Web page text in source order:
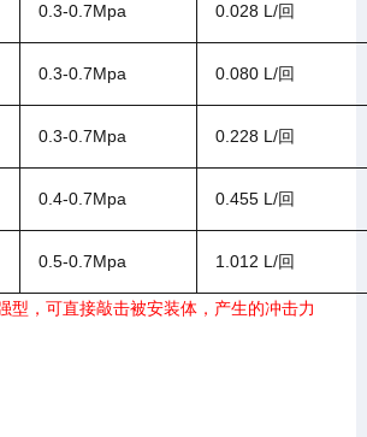
0.3-0.7Mpa 0.028 L/回
0.3-0.7Mpa 0.080 L/回
0.3-0.7Mpa 0.228 L/回
0.4-0.7Mpa 0.455 L/回
0.5-0.7Mpa 1.012 L/回
型，可直接敲击被安装体，产生的冲击力